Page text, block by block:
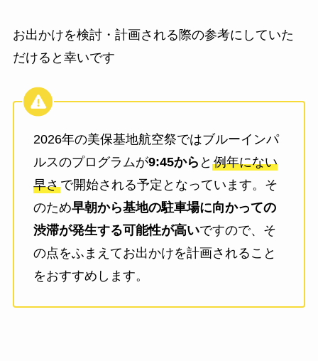
お出かけを検討・計画される際の参考にしていた
だけると幸いです
2026年の美保基地航空祭ではブルーインパ
ルスのプログラムが9:45から と 例年にない
早さで開始される予定となっています。そ
のため早朝から基地の駐車場に向かっての
渋滞が発生する可能性が高いですので、そ
の点をふまえてお出かけを計画されること
をおすすめします。